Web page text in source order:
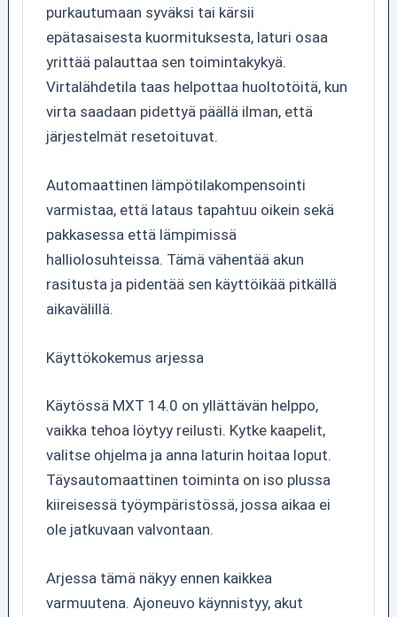
purkautumaan syväksi tai kärsii
epätasaisesta kuormituksesta, laturi osaa
yrittää palauttaa sen toimintakykyä.
Virtalähdetila taas helpottaa huoltotöitä, kun
virta saadaan pidettyä päällä ilman, että
järjestelmät resetoituvat.
Automaattinen lämpötilakompensointi
varmistaa, että lataus tapahtuu oikein sekä
pakkasessa että lämpimissä
halliolosuhteissa. Tämä vähentää akun
rasitusta ja pidentää sen käyttöikää pitkällä
aikavälillä.
Käyttökokemus arjessa
Käytössä MXT 14.0 on yllättävän helppo,
vaikka tehoa löytyy reilusti. Kytke kaapelit,
valitse ohjelma ja anna laturin hoitaa loput.
Täysautomaattinen toiminta on iso plussa
kiireisessä työympäristössä, jossa aikaa ei
ole jatkuvaan valvontaan.
Arjessa tämä näkyy ennen kaikkea
varmuutena. Ajoneuvo käynnistyy, akut